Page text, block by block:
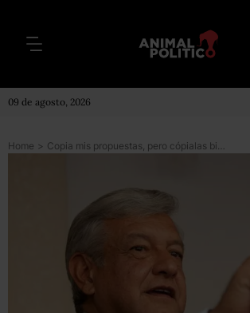
09 de agosto, 2026
Home > Copia mis propuestas, pero cópialas bien: AMLO a EPN